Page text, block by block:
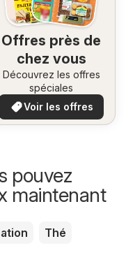
Offres près de
chez vous
Découvrez les offres
spéciales
Voir les offres
pouvez
maintenant
Thé